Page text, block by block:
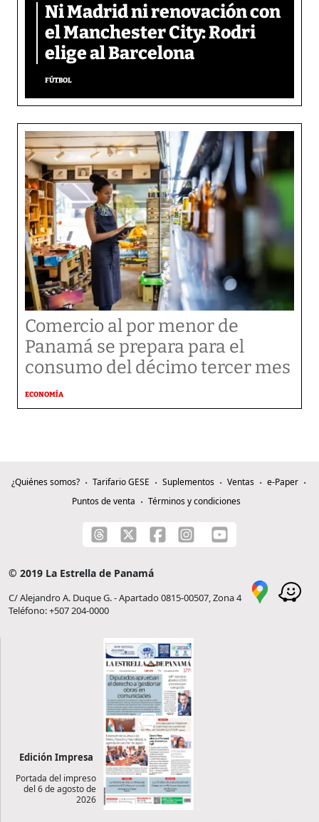
Ni Madrid ni renovación con
el Manchester City: Rodri
elige al Barcelona
FÚTBOL
Comercio al por menor de
Panamá se prepara para el
consumo del décimo tercer mes
ECONOMÍA
¿Quiénes somos? Tarifario GESE Suplementos Ventas
e-Paper
Puntos de venta
Términos y condiciones
© 2019 La Estrella de Panamá
C/ Alejandro A. Duque G. - Apartado 0815-00507, Zona 4
Teléfono: +507 204-0000
Edición Impresa
Portada del impreso
del 6 de agosto de
2026